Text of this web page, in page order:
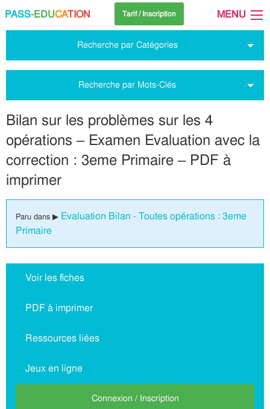
PASS-EDUCATION Tarif / Inscription MENU
Recherche par Catégories
Recherche par Mots-Clés
Bilan sur les problèmes sur les 4
opérations – Examen Evaluation avec la
correction : 3eme Primaire – PDF à
imprimer
Paru dans ▶ Evaluation Bilan - Toutes opérations : 3eme
Primaire
Voir les fiches
PDF à imprimer
Ressources liées
Jeux en ligne
Connexion / Inscription